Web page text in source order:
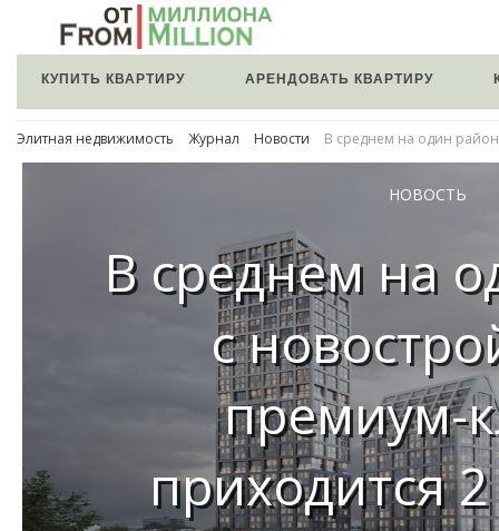
КУПИТЬ КВАРТИРУ АРЕНДОВАТЬ КВАРТИРУ
Элитная недвижимость Журнал Новости В среднем на один
НОВОСТЬ
В среднем на
с
премиум-
приходится